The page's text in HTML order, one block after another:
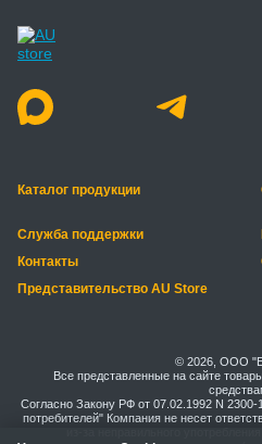
Каталог продукции
Служба поддержки
Контакты
Представительство AU Store
© 2026, ООО
Все представленные на сайте
Согласно Закону РФ от 07.02.1992 N
потребителей" Компания не несет